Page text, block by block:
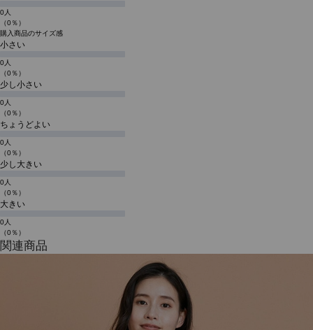
0人
（0％）
購入商品のサイズ感
小さい
0人
（0％）
少し小さい
0人
（0％）
ちょうどよい
0人
（0％）
少し大きい
0人
（0％）
大きい
0人
（0％）
関連商品